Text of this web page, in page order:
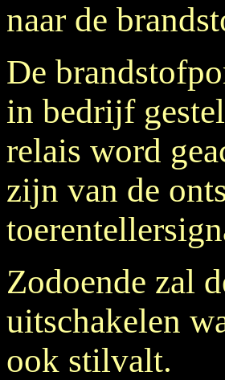
naar de
De
in bedrijf
relais word
zijn van de
Zodoende zal
uitschakelen
ook stilvalt.